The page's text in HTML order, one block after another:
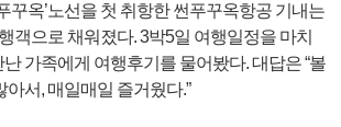
꾸옥’노선을 첫 취항한 썬푸꾸옥항공 기내는
객으로 채워졌다. 3박5일 여행일정을 마치
가족에게 여행후기를 물어봤다. 대답은 “볼
아서, 매일매일 즐거웠다.”